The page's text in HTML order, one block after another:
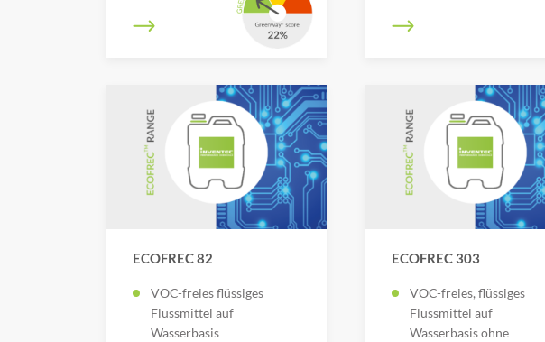
ECOFREC 82
VOC-freies flüssiges
Flussmittel auf
Wasserbasis
ECOFREC 303
VOC-freies, flüssiges
Flussmittel auf
Wasserbasis ohne